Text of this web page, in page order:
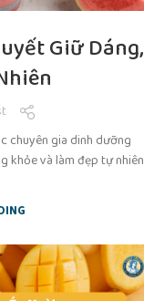
Giữ Dáng,
chuyên gia dinh dưỡng
khỏe và làm đẹp tự nhiên